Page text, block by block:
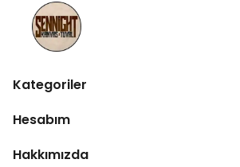
Kategoriler
Hesabım
Hakkımızda